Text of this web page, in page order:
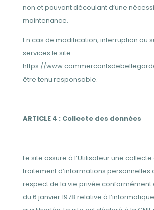
non et pouvant découlant d’une
maintenance.
En cas de modification, interruption ou
services le site
https://
être tenu responsable.
ARTICLE 4 : Collecte des données
Le site assure à l’Utilisateur une collecte
traitement d’informations personnelles
respect de la vie privée conformément
du 6 janvier 1978 relative à